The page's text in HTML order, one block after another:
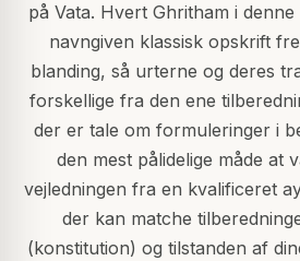
på Vata. Hvert Ghritham i
navngiven klassisk opskrift
blanding, så urterne og deres
forskellige fra den ene
der er tale om formuleringer i
den mest pålidelige måde at
vejledningen fra en kvalificeret
der kan matche
(konstitution) og tilstanden af